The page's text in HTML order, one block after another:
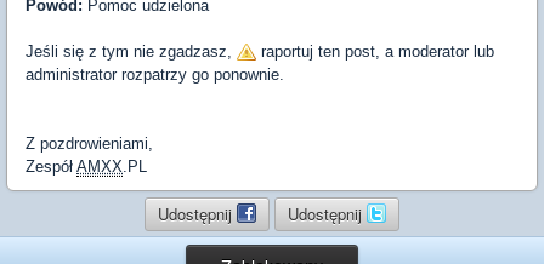
Powód: Pomoc udzielona
Jeśli się z tym nie zgadzasz,
raportuj ten post, a moderator lub
administrator rozpatrzy go ponownie.
Z pozdrowieniami,
Zespół AMXX .PL
Udostępnij Udostępnij